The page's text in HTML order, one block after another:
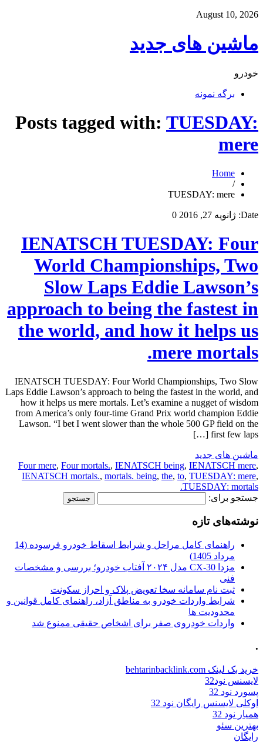
August 10, 2026
ماشین های جدید
خودرو
برگه نمونه
Posts tagged with: TUESDAY:
mere
Home
/
TUESDAY: mere
Date: ژانویه 27, 2016 0
IENATSCH TUESDAY: Four
World Championships, Two
Slow Laps Eddie Lawson’s
approach to being the fastest in
the world, and how it helps us
mere mortals.
IENATSCH TUESDAY: Four World Championships, Two Slow
Laps Eddie Lawson’s approach to being the fastest in the world, and
how it helps us mere mortals. Let’s examine a nugget of wisdom
from America’s only four-time Grand Prix world champion Eddie
Lawson. “I bet I went slower than the whole 500 GP field on the
first few laps […]
ماشین های جدید
Four mere, Four mortals., IENATSCH being, IENATSCH mere,
IENATSCH mortals., mortals. being, the, to, TUESDAY: mere,
TUESDAY: mortals.
جستجو برای:
نوشته‌های تازه
راهنمای کامل مراحل و شرایط اسقاط خودرو فرسوده (14
مرداد 1405)
مزدا CX-30 مدل ۲۰۲۴ آفتاب خودرو؛ بررسی و مشخصات
فنی
ثبت نام سامانه سخا تعویض پلاک و احراز سکونت
شرایط واردات خودرو به مناطق آزاد، راهنمای کامل قوانین و
محدودیت ها
واردات خودروی صفر برای اشخاص حقیقی ممنوع شد
.
خرید بک لینک behtarinbacklink.com
لایسنس نود32
پسورد نود 32
اوکلی لایسنس رایگان نود 32
همیار نود 32
بهترین سئو
رایگان